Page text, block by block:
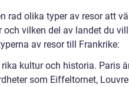
rad olika typer av resor att
och vilken del av landet du vill
av resor till Frankrike:
kultur och historia. Paris
som Eiffeltornet,